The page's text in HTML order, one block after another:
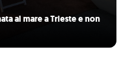
al mare a Trieste e non